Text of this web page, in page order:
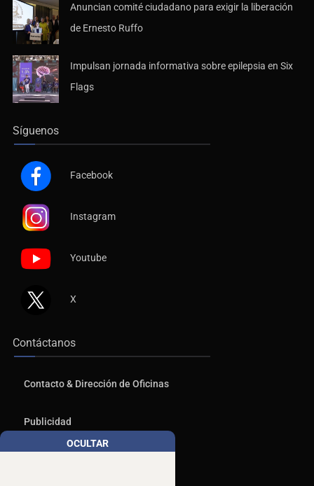
Anuncian comité ciudadano para exigir la liberación
de Ernesto Ruffo
Impulsan jornada informativa sobre epilepsia en Six
Flags
Síguenos
Facebook
Instagram
Youtube
X
Contáctanos
Contacto & Dirección de Oficinas
Publicidad
OCULTAR